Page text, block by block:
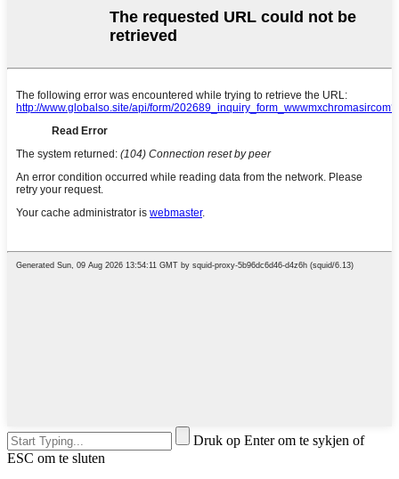
Druk op Enter om te sykjen of
ESC om te sluten